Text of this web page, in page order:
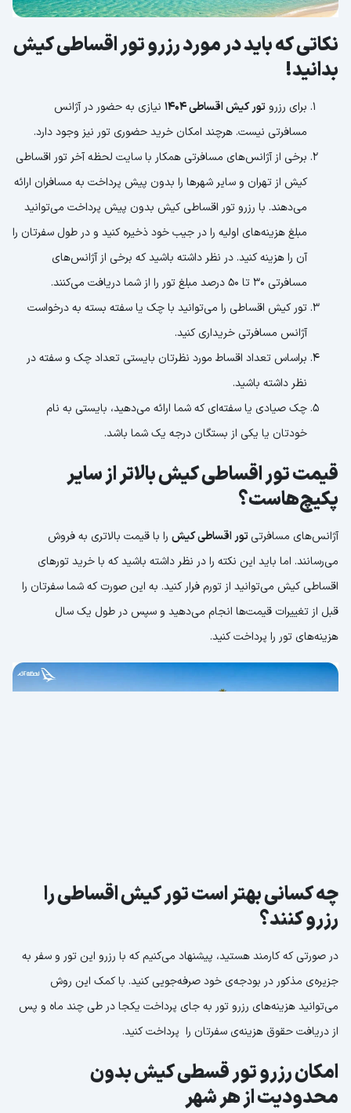
نکاتی که باید در مورد رزرو تور اقساطی کیش
بدانید!
برای رزرو تور کیش اقساطی 1404
نیازی به حضور در آژانس
مسافرتی نیست. هرچند امکان خرید حضوری تور نیز وجود دارد.
برخی از آژانس‌های مسافرتی همکار با سایت لحظه آخر تور اقساطی
کیش از تهران و سایر شهرها را بدون پیش پرداخت به مسافران ارائه
می‌دهند. با رزرو تور اقساطی کیش بدون پیش پرداخت می‌توانید
مبلغ هزینه‌های اولیه را در جیب خود ذخیره کنید و در طول سفرتان را
آن را هزینه کنید. در نظر داشته باشید که برخی از آژانس‌های
مسافرتی 30 تا 50 درصد مبلغ تور را از شما دریافت می‌کنند.
تور کیش اقساطی را می‌توانید با چک یا سفته بسته به درخواست
آژانس مسافرتی خریداری کنید.
براساس تعداد اقساط مورد نظرتان بایستی تعداد چک و سفته در
نظر داشته باشید.
چک صیادی یا سفته‌ای که شما ارائه می‌دهید، بایستی به نام
خودتان یا یکی از بستگان درجه یک شما باشد.
قیمت تور اقساطی کیش بالاتر از سایر
پکیچ‌هاست؟
آژانس‌های مسافرتی تور اقساطی کیش را با قیمت بالاتری به فروش
می‌رسانند. اما باید این نکته را در نظر داشته باشید که با خرید تورهای
اقساطی کیش می‌توانید از تورم فرار کنید. به این صورت که شما سفرتان را
قبل از تغییرات قیمت‌ها انجام می‌دهید و سپس در طول یک سال
هزینه‌های تور را پرداخت کنید.
چه کسانی بهتر است تور کیش اقساطی را
رزرو کنند؟
در صورتی که کارمند هستید، پیشنهاد می‌کنیم که با رزرو این تور و سفر به
جزیره‌ی مذکور در بودجه‌ی خود صرفه‌جویی کنید. با کمک این روش
می‌توانید هزینه‌های رزرو تور به جای پرداخت یکجا در طی چند ماه و پس
از دریافت حقوق هزینه‌ی سفرتان را پرداخت کنید.
امکان رزرو تور قسطی کیش بدون
محدودیت از هر شهر